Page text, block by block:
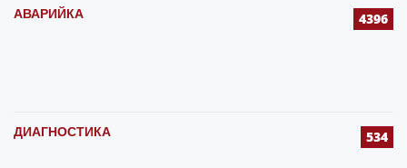
АВАРИЙКА 4396
ДИАГНОСТИКА 534